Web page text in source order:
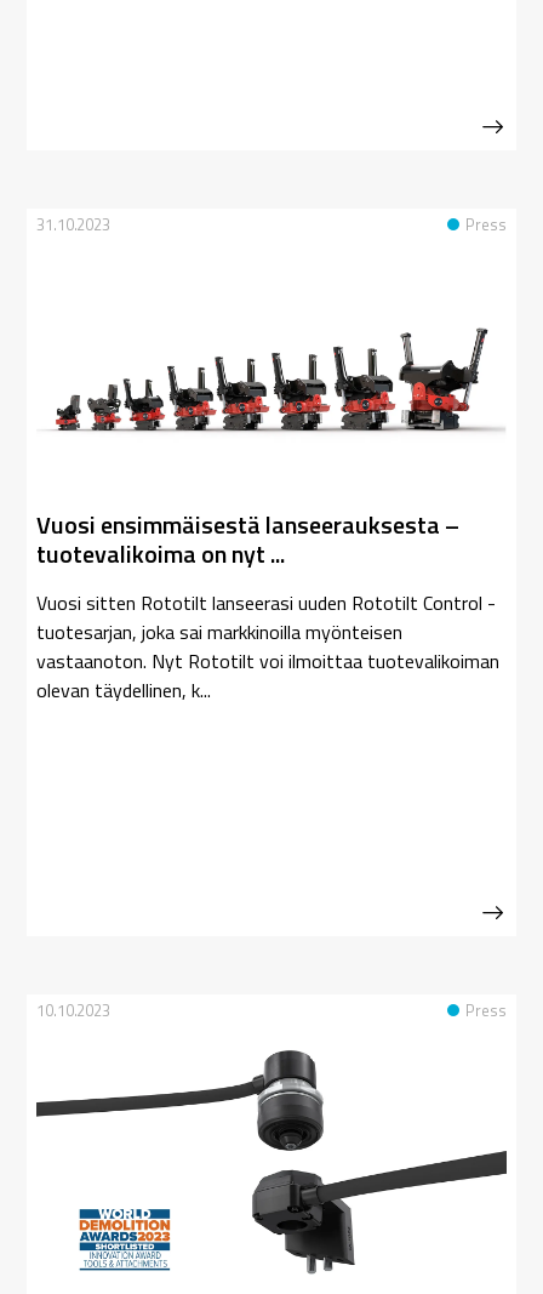
Press
31.10.2023
Vuosi ensimmäisestä lanseerauksesta –
tuotevalikoima on nyt ...
Vuosi sitten Rototilt lanseerasi uuden Rototilt Control -
tuotesarjan, joka sai markkinoilla myönteisen
vastaanoton. Nyt Rototilt voi ilmoittaa tuotevalikoiman
olevan täydellinen, k...
Press
10.10.2023